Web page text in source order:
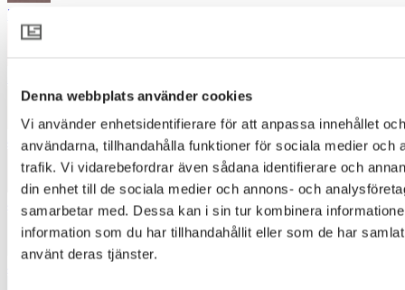
Denna webbplats använder cookies
Vi använder enhetsidentifierare för att anpassa innehållet
användarna, tillhandahålla funktioner för sociala medier och
trafik. Vi vidarebefordrar även sådana identifierare och
din enhet till de sociala medier och annons- och
samarbetar med. Dessa kan i sin tur kombinera
information som du har tillhandahållit eller som de har
använt deras tjänster.
3362
4030